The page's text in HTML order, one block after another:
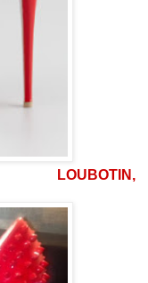
LOUBOTIN,